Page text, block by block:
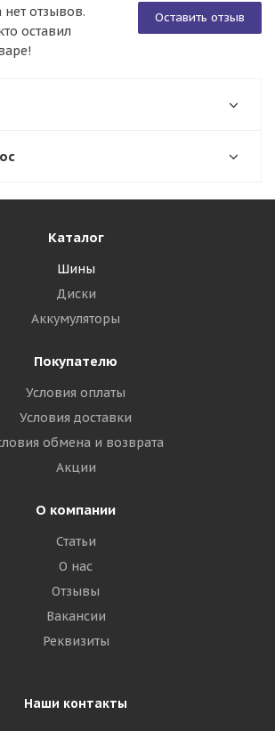
Оставить отзыв
отзывов.
оставил
Каталог
Шины
Диски
Аккумуляторы
Покупателю
Условия оплаты
Условия доставки
обмена и возврата
Акции
О компании
Статьи
О нас
Отзывы
Вакансии
Реквизиты
Наши контакты